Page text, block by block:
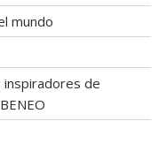
mundo
inspiradores de